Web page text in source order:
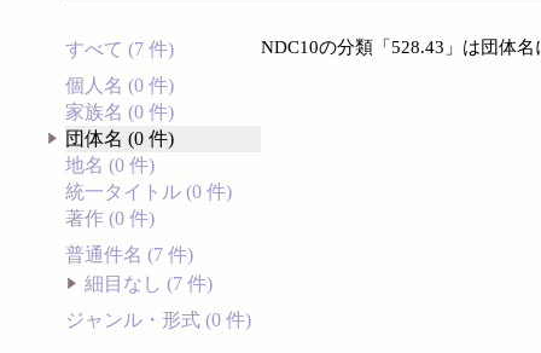
すべて (7 件)
個人名 (0 件)
家族名 (0 件)
団体名 (0 件)
地名 (0 件)
統一タイトル (0 件)
著作 (0 件)
普通件名 (7 件)
細目なし (7 件)
ジャンル・形式 (0 件)
NDC10の分類「528.43」は団体